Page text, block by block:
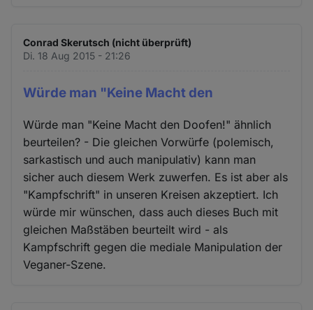
Conrad Skerutsch (nicht überprüft)
Di. 18 Aug 2015 - 21:26
Würde man "Keine Macht den
Würde man "Keine Macht den Doofen!" ähnlich
beurteilen? - Die gleichen Vorwürfe (polemisch,
sarkastisch und auch manipulativ) kann man
sicher auch diesem Werk zuwerfen. Es ist aber als
"Kampfschrift" in unseren Kreisen akzeptiert. Ich
würde mir wünschen, dass auch dieses Buch mit
gleichen Maßstäben beurteilt wird - als
Kampfschrift gegen die mediale Manipulation der
Veganer-Szene.